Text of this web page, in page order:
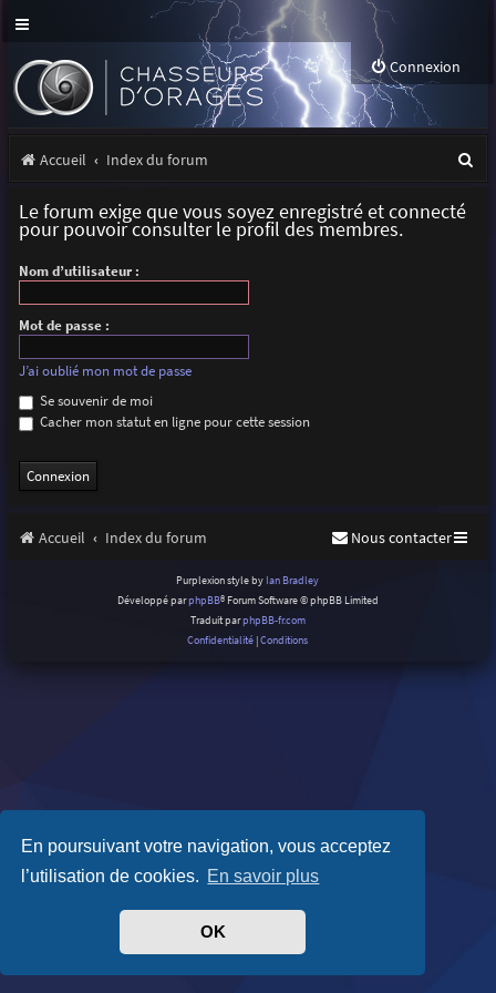
En poursuivant votre navigation, vous acceptez
l’utilisation de cookies. En savoir plus
OK
Connexion
Accueil Index du forum
Le forum exige que vous soyez enregistré et connecté
pour pouvoir consulter le profil des membres.
Nom d’utilisateur :
Mot de passe :
J’ai oublié mon mot de passe
Se souvenir de moi
Cacher mon statut en ligne pour cette session
Accueil Index du forum Nous contacter
Purplexion style by Ian Bradley
Développé parphpBB® Forum Software © phpBB Limited
Traduit parphpBB-fr.com
Confidentialité |Conditions